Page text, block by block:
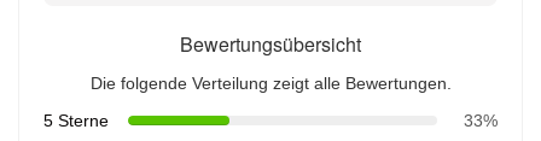
Bewertungsübersicht
Die folgende Verteilung zeigt alle Bewertungen.
5 Sterne
33%